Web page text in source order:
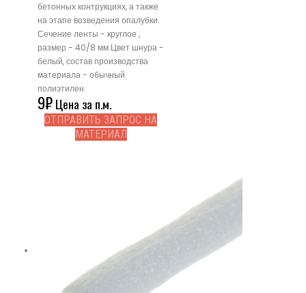
бетонных контрукциях, а также
на этапе возведения опалубки.
Сечение ленты - круглое ,
размер - 40/8 мм.Цвет шнура -
белый, состав производства
материала - обычный
полиэтилен.
9₽Цена за п.м.
ОТПРАВИТЬ ЗАПРОС НА
МАТЕРИАЛ